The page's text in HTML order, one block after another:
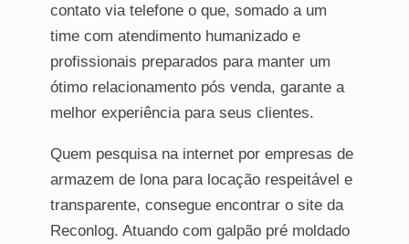
contato via telefone o que, somado a um
time com atendimento humanizado e
profissionais preparados para manter um
ótimo relacionamento pós venda, garante a
melhor experiência para seus clientes.
Quem pesquisa na internet por empresas de
armazem de lona para locação respeitável e
transparente, consegue encontrar o site da
Reconlog. Atuando com galpão pré moldado